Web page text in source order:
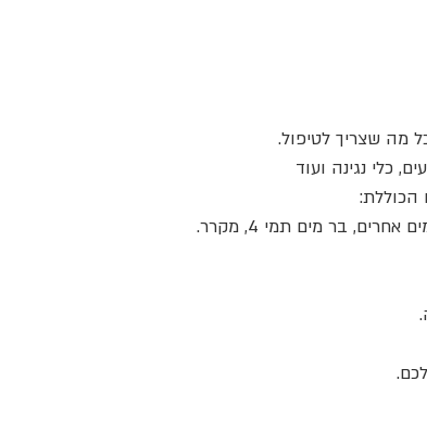
מה שצריך לטיפול.
כלי נגינה ועוד
הכוללת:
בר מים תמי 4, מקרר.